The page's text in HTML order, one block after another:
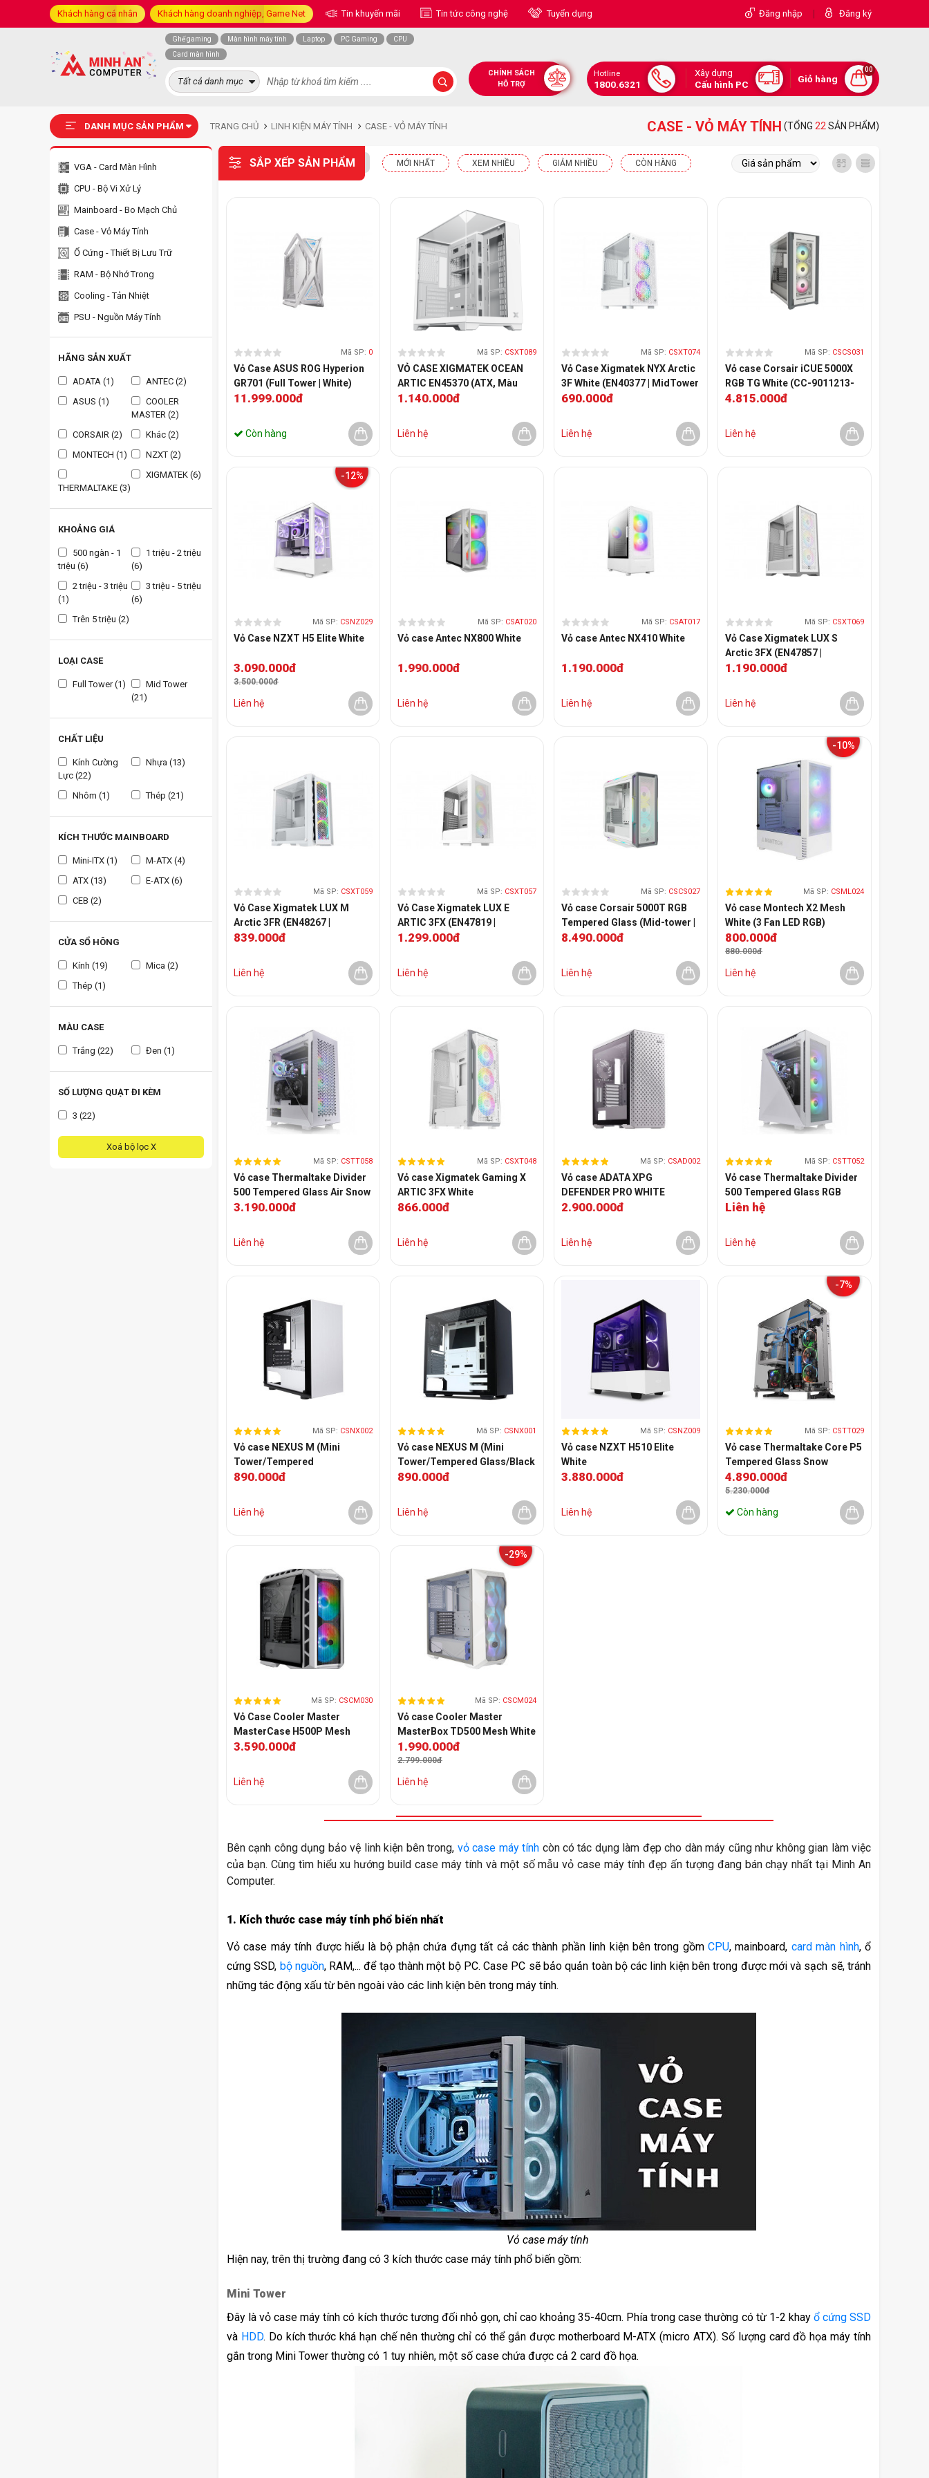
Khách hàng cá nhân Khách hàng doanh nghiệp, Game Net Tin khuyến mãi Tin tức công nghệ Tuyển dụng Đăng nhập | Đăng ký
Ghế gaming Màn hình máy tính Laptop PC Gaming
CPU
Card màn hình
Tất cả danh mục
CHÍNH SÁCH
HỖ TRỢ
Hotline
1800.6321
Xây dựng
Cấu hình PC
Giỏ hàng
00
DANH MỤC SẢN PHẨM TRANG CHỦ LINH KIỆN MÁY TÍNH CASE - VỎ MÁY TÍNH CASE - VỎ MÁY TÍNH (TỔNG 22 SẢN PHẨM)
VGA - Card Màn Hình
CPU - Bộ Vi Xử Lý
Mainboard - Bo Mạch Chủ
Case - Vỏ Máy Tính
Ổ Cứng - Thiết Bị Lưu Trữ
RAM - Bộ Nhớ Trong
Cooling - Tản Nhiệt
PSU - Nguồn Máy Tính
HÃNG SẢN XUẤT
ADATA (1)
ANTEC (2)
ASUS (1)
COOLER
MASTER (2)
CORSAIR (2)
Khác (2)
MONTECH (1)
NZXT (2)
THERMALTAKE (3)
XIGMATEK (6)
KHOẢNG GIÁ
500 ngàn - 1
triệu (6)
1 triệu - 2 triệu
(6)
2 triệu - 3 triệu
(1)
3 triệu - 5 triệu
(6)
Trên 5 triệu (2)
LOẠI CASE
Full Tower (1)
Mid Tower
(21)
CHẤT LIỆU
Kính Cường
Lực (22)
Nhựa (13)
Nhôm (1) Thép (21)
KÍCH THƯỚC MAINBOARD
Mini-ITX (1)
M-ATX (4)
ATX (13)
E-ATX (6)
CEB (2)
CỬA SỔ HÔNG
Kính (19)
Mica (2)
Thép (1)
MÀU CASE
Trắng (22) Đen (1)
SỐ LƯỢNG QUẠT ĐI KÈM
3 (22)
Xoá bộ lọc X
SẮP XẾP SẢN PHẨM MỚI NHẤT XEM NHIỀU GIẢM NHIỀU CÒN HÀNG
Mã SP: 0
Vỏ Case ASUS ROG Hyperion
GR701 (Full Tower | White)
11.999.000đ
Còn hàng
Mã SP: CSXT089
VỎ CASE XIGMATEK OCEAN
ARTIC EN45370 (ATX, Màu
Trắng)
1.140.000đ
Liên hệ
Mã SP: CSXT074
Vỏ Case Xigmatek NYX Arctic
3F White (EN40377 | MidTower
| Màu Trắng | Sẵn 3 Fan)
690.000đ
Liên hệ
Mã SP: CSCS031
Vỏ case Corsair iCUE 5000X
RGB TG White (CC-9011213-
WW)
4.815.000đ
Liên hệ
-12%
Mã SP: CSNZ029
Vỏ Case NZXT H5 Elite White
3.090.000đ
3.500.000đ
Liên hệ
Mã SP: CSAT020
Vỏ case Antec NX800 White
1.990.000đ
Liên hệ
Mã SP: CSAT017
Vỏ case Antec NX410 White
1.190.000đ
Liên hệ
Mã SP: CSXT069
Vỏ Case Xigmatek LUX S
Arctic 3FX (EN47857 |
MidTower | Màu Trắng | Sẵn 3
1.190.000đ
Liên hệ
Mã SP: CSXT059
Vỏ Case Xigmatek LUX M
Arctic 3FR (EN48267 |
MidTower | Màu Trắng | Sẵn 3
839.000đ
Liên hệ
Mã SP: CSXT057
Vỏ Case Xigmatek LUX E
ARTIC 3FX (EN47819 |
MidTower | Màu Trắng | Sẵn 3
1.299.000đ
Liên hệ
Mã SP: CSCS027
Vỏ case Corsair 5000T RGB
Tempered Glass (Mid-tower |
White | Có sẵn 3 quạt)
8.490.000đ
Liên hệ
-10%
Mã SP: CSML024
Vỏ case Montech X2 Mesh
White (3 Fan LED RGB)
800.000đ
880.000đ
Liên hệ
Mã SP: CSTT058
Vỏ case Thermaltake Divider
500 Tempered Glass Air Snow
3.190.000đ
Liên hệ
Mã SP: CSXT048
Vỏ case Xigmatek Gaming X
ARTIC 3FX White
866.000đ
Liên hệ
Mã SP: CSAD002
Vỏ case ADATA XPG
DEFENDER PRO WHITE
2.900.000đ
Liên hệ
Mã SP: CSTT052
Vỏ case Thermaltake Divider
500 Tempered Glass RGB
Snow
Liên hệ
Liên hệ
Mã SP: CSNX002
Vỏ case NEXUS M (Mini
Tower/Tempered
Glass/White)+3 fan
890.000đ
Liên hệ
Mã SP: CSNX001
Vỏ case NEXUS M (Mini
Tower/Tempered Glass/Black
& White)+3 fan
890.000đ
Liên hệ
Mã SP: CSNZ009
Vỏ case NZXT H510 Elite
White
3.880.000đ
Liên hệ
-7%
Mã SP: CSTT029
Vỏ case Thermaltake Core P5
Tempered Glass Snow
4.890.000đ
5.230.000đ
Còn hàng
Mã SP: CSCM030
Vỏ Case Cooler Master
MasterCase H500P Mesh
White ARGB
3.590.000đ
Liên hệ
-29%
Mã SP: CSCM024
Vỏ case Cooler Master
MasterBox TD500 Mesh White
ARGB
1.990.000đ
2.799.000đ
Liên hệ
Bên cạnh công dụng bảo vệ linh kiện bên trong, vỏ case máy tính còn có tác dụng làm đẹp cho dàn máy cũng như không gian làm việc
của bạn. Cùng tìm hiểu xu hướng build case máy tính và một số mẫu vỏ case máy tính đẹp ấn tượng đang bán chạy nhất tại Minh An
Computer.
1. Kích thước case máy tính phổ biến nhất
Vỏ case máy tính được hiểu là bộ phận chứa đựng tất cả các thành phần linh kiện bên trong gồm CPU, mainboard, card màn hình, ổ
cứng SSD, bộ nguồn, RAM,... để tạo thành một bộ PC. Case PC sẽ bảo quản toàn bộ các linh kiện bên trong được mới và sạch sẽ, tránh
những tác động xấu từ bên ngoài vào các linh kiện bên trong máy tính.
Vỏ case máy tính
Hiện nay, trên thị trường đang có 3 kích thước case máy tính phổ biến gồm:
Mini Tower
Đây là vỏ case máy tính có kích thước tương đối nhỏ gọn, chỉ cao khoảng 35-40cm. Phía trong case thường có từ 1-2 khay ổ cứng SSD
và HDD. Do kích thước khá hạn chế nên thường chỉ có thể gắn được motherboard M-ATX (micro ATX). Số lượng card đồ họa máy tính
gắn trong Mini Tower thường có 1 tuy nhiên, một số case chứa được cả 2 card đồ họa.